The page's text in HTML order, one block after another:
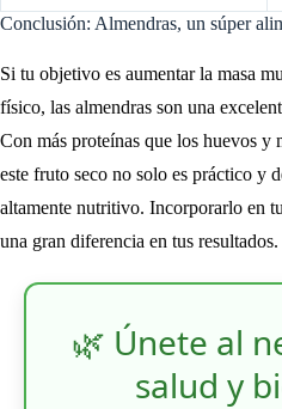
Conclusión: Almendras, un súper
Si tu objetivo es aumentar la masa
físico, las almendras son una
Con más proteínas que los huevos y
este fruto seco no solo es práctico y
altamente nutritivo. Incorporarlo en
una gran diferencia en tus resultados.
🌿 Únete al
salud y